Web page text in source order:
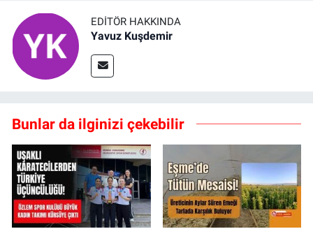
EDITÖR HAKKINDA
Yavuz Kuşdemir
Bunlar da ilginizi çekebilir